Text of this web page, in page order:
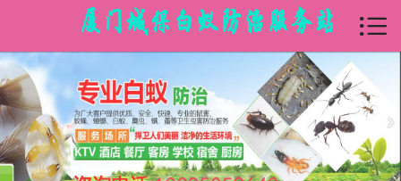
 首页
关于我们
新闻中心
白蚁是怎么样
